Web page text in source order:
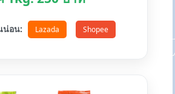
น่อน: Lazada Shopee